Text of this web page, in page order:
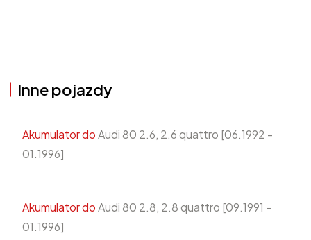
Inne pojazdy
Akumulator doAudi 80 2.6, 2.6 quattro [06.1992 -
01.1996]
Akumulator doAudi 80 2.8, 2.8 quattro [09.1991 -
01.1996]